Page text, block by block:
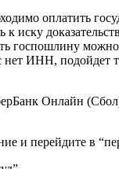
оплатить
иску
госпошлину
нет ИНН, подойдет
Онлайн
и перейдите в